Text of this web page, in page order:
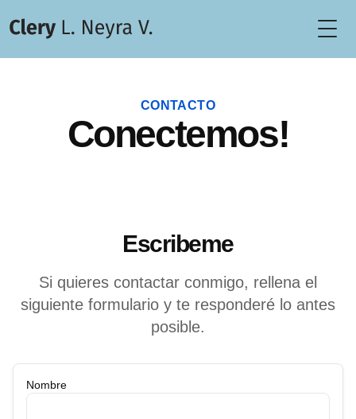
CONTACTO
Conectemos!
Escribeme
Si quieres contactar conmigo, rellena el
siguiente formulario y te responderé lo antes
posible.
Nombre